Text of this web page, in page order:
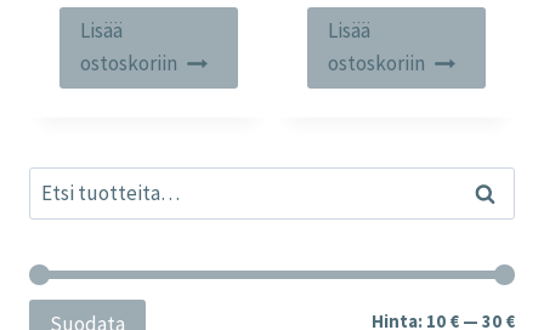
Lisää
ostoskoriin
Lisää
ostoskoriin
Etsi: Haku
Suodata Hinta: 10 € — 30 €